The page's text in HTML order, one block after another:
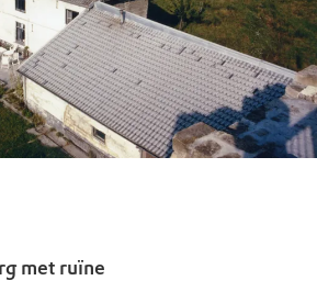
met ruïne